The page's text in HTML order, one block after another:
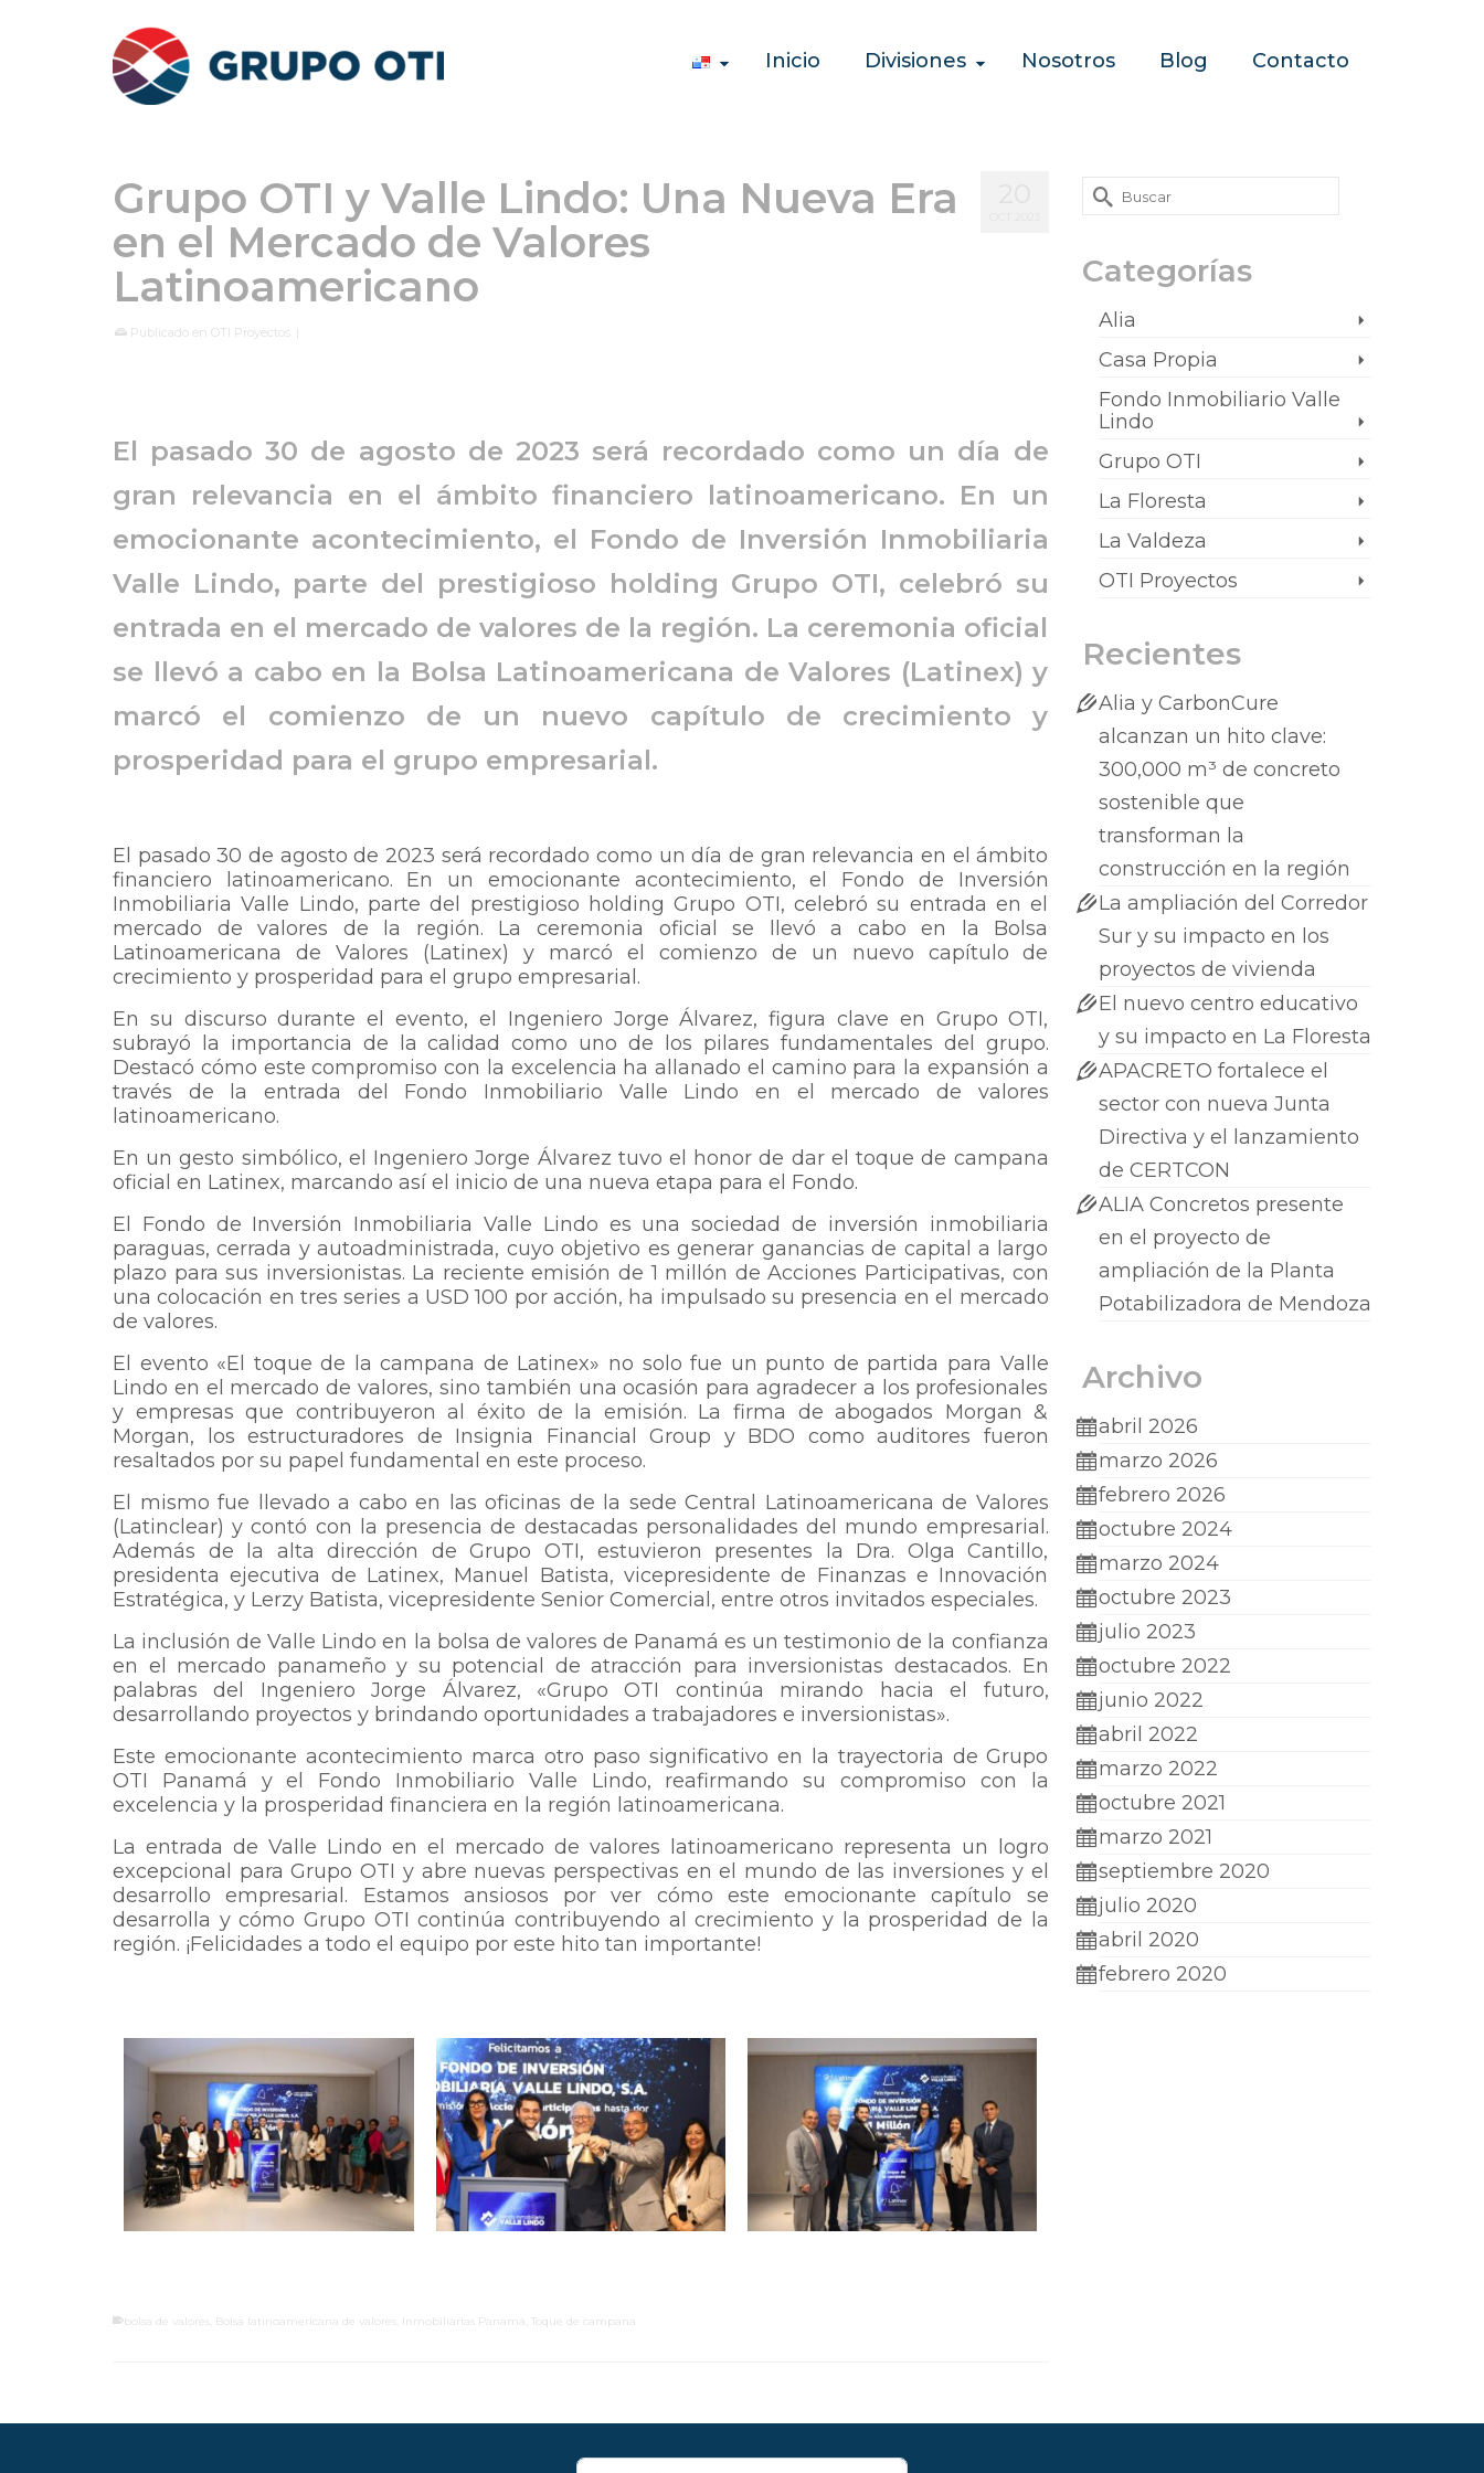
Inicio Divisiones Nosotros Blog Contacto
Grupo OTI y Valle Lindo: Una Nueva Era
en el Mercado de Valores
Latinoamericano
Publicado en OTI Proyectos |
El pasado 30 de agosto de 2023 será recordado como un día de
gran relevancia en el ámbito financiero latinoamericano. En un
emocionante acontecimiento, el Fondo de Inversión Inmobiliaria
Valle Lindo, parte del prestigioso holding Grupo OTI, celebró su
entrada en el mercado de valores de la región. La ceremonia oficial
se llevó a cabo en la Bolsa Latinoamericana de Valores (Latinex) y
marcó el comienzo de un nuevo capítulo de crecimiento y
prosperidad para el grupo empresarial.
El pasado 30 de agosto de 2023 será recordado como un día de gran relevancia en el ámbito
financiero latinoamericano. En un emocionante acontecimiento, el Fondo de Inversión
Inmobiliaria Valle Lindo, parte del prestigioso holding Grupo OTI, celebró su entrada en el
mercado de valores de la región. La ceremonia oficial se llevó a cabo en la Bolsa
Latinoamericana de Valores (Latinex) y marcó el comienzo de un nuevo capítulo de
crecimiento y prosperidad para el grupo empresarial.
En su discurso durante el evento, el Ingeniero Jorge Álvarez, figura clave en Grupo OTI,
subrayó la importancia de la calidad como uno de los pilares fundamentales del grupo.
Destacó cómo este compromiso con la excelencia ha allanado el camino para la expansión a
través de la entrada del Fondo Inmobiliario Valle Lindo en el mercado de valores
latinoamericano.
En un gesto simbólico, el Ingeniero Jorge Álvarez tuvo el honor de dar el toque de campana
oficial en Latinex, marcando así el inicio de una nueva etapa para el Fondo.
El Fondo de Inversión Inmobiliaria Valle Lindo es una sociedad de inversión inmobiliaria
paraguas, cerrada y autoadministrada, cuyo objetivo es generar ganancias de capital a largo
plazo para sus inversionistas. La reciente emisión de 1 millón de Acciones Participativas, con
una colocación en tres series a USD 100 por acción, ha impulsado su presencia en el mercado
de valores.
El evento «El toque de la campana de Latinex» no solo fue un punto de partida para Valle
Lindo en el mercado de valores, sino también una ocasión para agradecer a los profesionales
y empresas que contribuyeron al éxito de la emisión. La firma de abogados Morgan &
Morgan, los estructuradores de Insignia Financial Group y BDO como auditores fueron
resaltados por su papel fundamental en este proceso.
El mismo fue llevado a cabo en las oficinas de la sede Central Latinoamericana de Valores
(Latinclear) y contó con la presencia de destacadas personalidades del mundo empresarial.
Además de la alta dirección de Grupo OTI, estuvieron presentes la Dra. Olga Cantillo,
presidenta ejecutiva de Latinex, Manuel Batista, vicepresidente de Finanzas e Innovación
Estratégica, y Lerzy Batista, vicepresidente Senior Comercial, entre otros invitados especiales.
La inclusión de Valle Lindo en la bolsa de valores de Panamá es un testimonio de la confianza
en el mercado panameño y su potencial de atracción para inversionistas destacados. En
palabras del Ingeniero Jorge Álvarez, «Grupo OTI continúa mirando hacia el futuro,
desarrollando proyectos y brindando oportunidades a trabajadores e inversionistas».
Este emocionante acontecimiento marca otro paso significativo en la trayectoria de Grupo
OTI Panamá y el Fondo Inmobiliario Valle Lindo, reafirmando su compromiso con la
excelencia y la prosperidad financiera en la región latinoamericana.
La entrada de Valle Lindo en el mercado de valores latinoamericano representa un logro
excepcional para Grupo OTI y abre nuevas perspectivas en el mundo de las inversiones y el
desarrollo empresarial. Estamos ansiosos por ver cómo este emocionante capítulo se
desarrolla y cómo Grupo OTI continúa contribuyendo al crecimiento y la prosperidad de la
región. ¡Felicidades a todo el equipo por este hito tan importante!
bolsa de valores Bolsa latinoamericana de valores Inmobiliarias Panamá Toque de campana
Categorías
Alia
Casa Propia
Fondo Inmobiliario Valle
Lindo
Grupo OTI
La Floresta
La Valdeza
OTI Proyectos
Recientes
Alia y CarbonCure
alcanzan un hito clave:
300,000 m³ de concreto
sostenible que
transforman la
construcción en la región
La ampliación del Corredor
Sur y su impacto en los
proyectos de vivienda
El nuevo centro educativo
y su impacto en La Floresta
APACRETO fortalece el
sector con nueva Junta
Directiva y el lanzamiento
de CERTCON
ALIA Concretos presente
en el proyecto de
ampliación de la Planta
Potabilizadora de Mendoza
Archivo
abril 2026
marzo 2026
febrero 2026
octubre 2024
marzo 2024
octubre 2023
julio 2023
octubre 2022
junio 2022
abril 2022
marzo 2022
octubre 2021
marzo 2021
septiembre 2020
julio 2020
abril 2020
febrero 2020